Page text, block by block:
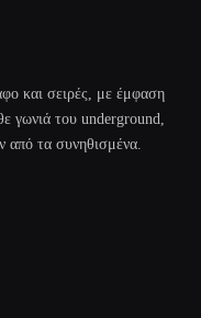
και σειρές, με έμφαση
γωνιά του underground,
από τα συνηθισμένα.